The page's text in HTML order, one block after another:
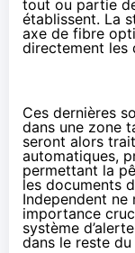
tout ou partie
établissent. La
axe de fibre
directement les
Ces dernières
dans une zone
seront alors
automatiques,
permettant la
les documents
Independent ne
importance
système
dans le reste du